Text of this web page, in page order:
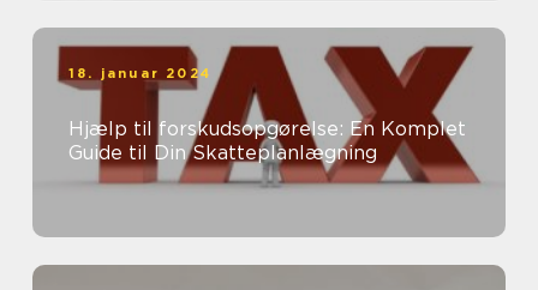
18. januar 2024
Hjælp til forskudsopgørelse: En Komplet
Guide til Din Skatteplanlægning